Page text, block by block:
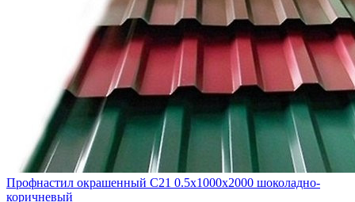
Профнастил окрашенный C21 0.5x1000x2000 шоколадно-
коричневый